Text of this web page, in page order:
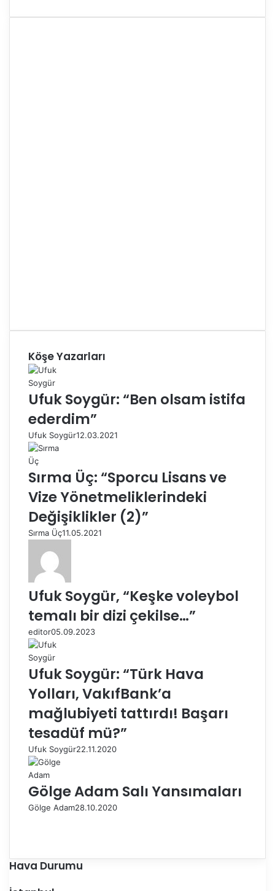
Köşe Yazarları
Ufuk Soygür: “Ben olsam istifa
ederdim”
Ufuk Soygür12.03.2021
Sırma Üç: “Sporcu Lisans ve
Vize Yönetmeliklerindeki
Değişiklikler (2)”
Sırma Üç11.05.2021
Ufuk Soygür, “Keşke voleybol
temalı bir dizi çekilse…”
editor05.09.2023
Ufuk Soygür: “Türk Hava
Yolları, VakıfBank’a
mağlubiyeti tattırdı! Başarı
tesadüf mü?”
Ufuk Soygür22.11.2020
Gölge Adam Salı Yansımaları
Gölge Adam28.10.2020
e
k
n
Hava Durumu